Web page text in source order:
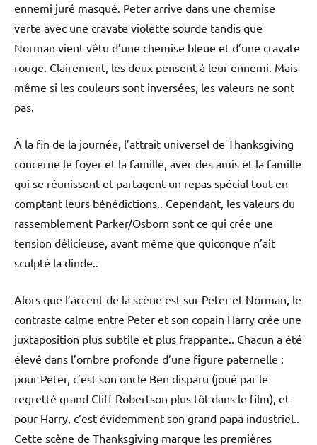
ennemi juré masqué. Peter arrive dans une chemise
verte avec une cravate violette sourde tandis que
Norman vient vêtu d’une chemise bleue et d’une cravate
rouge. Clairement, les deux pensent à leur ennemi. Mais
même si les couleurs sont inversées, les valeurs ne sont
pas.
À la fin de la journée, l’attrait universel de Thanksgiving
concerne le foyer et la famille, avec des amis et la famille
qui se réunissent et partagent un repas spécial tout en
comptant leurs bénédictions.. Cependant, les valeurs du
rassemblement Parker/Osborn sont ce qui crée une
tension délicieuse, avant même que quiconque n’ait
sculpté la dinde..
Alors que l’accent de la scène est sur Peter et Norman, le
contraste calme entre Peter et son copain Harry crée une
juxtaposition plus subtile et plus frappante.. Chacun a été
élevé dans l’ombre profonde d’une figure paternelle :
pour Peter, c’est son oncle Ben disparu (joué par le
regretté grand Cliff Robertson plus tôt dans le film), et
pour Harry, c’est évidemment son grand papa industriel..
Cette scène de Thanksgiving marque les premières